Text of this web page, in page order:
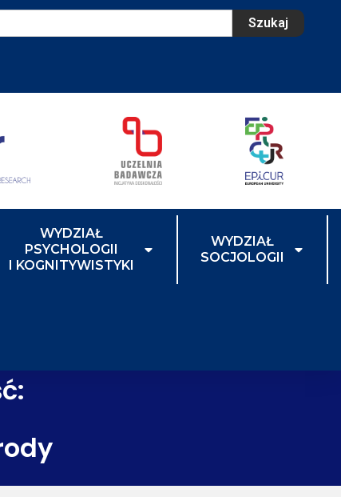
Szukaj
WYDZIAŁ
PSYCHOLOGII
I KOGNITYWISTYKI
WYDZIAŁ
SOCJOLOGII